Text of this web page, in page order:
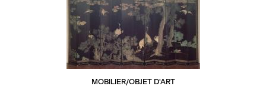
MOBILIER/OBJET D'ART